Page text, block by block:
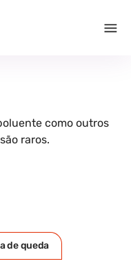
como outros
raros.
de queda